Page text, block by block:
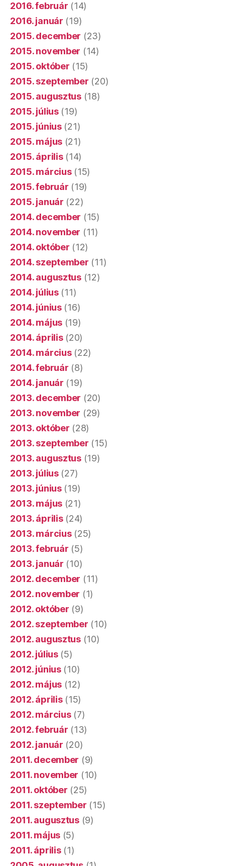
2016. február (14)
2016. január (19)
2015. december (23)
2015. november (14)
2015. október (15)
2015. szeptember (20)
2015. augusztus(18)
2015. július(19)
2015. június(21)
2015. május (21)
2015. április(14)
2015. március(15)
2015. február (19)
2015. január (22)
2014. december (15)
2014. november (11)
2014. október (12)
2014. szeptember (11)
2014. augusztus(12)
2014. július(11)
2014. június(16)
2014. május (19)
2014. április(20)
2014. március(22)
2014. február (8)
2014. január (19)
2013. december (20)
2013. november (29)
2013. október (28)
2013. szeptember (15)
2013. augusztus(19)
2013. július(27)
2013. június(19)
2013. május (21)
2013. április(24)
2013. március(25)
2013. február (5)
2013. január (10)
2012. december (11)
2012. november (1)
2012. október (9)
2012. szeptember (10)
2012. augusztus(10)
2012. július(5)
2012. június(10)
2012. május (12)
2012. április(15)
2012. március(7)
2012. február (13)
2012. január (20)
2011. december (9)
2011. november (10)
2011. október (25)
2011. szeptember (15)
2011. augusztus(9)
2011. május (5)
2011. április(1)